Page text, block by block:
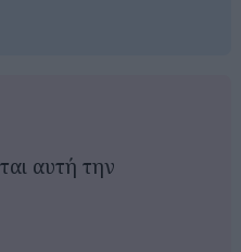
αυτή την